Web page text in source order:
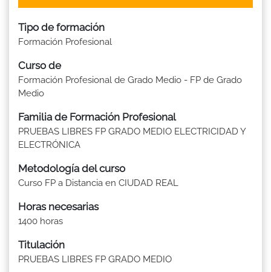
Tipo de formación
Formación Profesional
Curso de
Formación Profesional de Grado Medio - FP de Grado
Medio
Familia de Formación Profesional
PRUEBAS LIBRES FP GRADO MEDIO ELECTRICIDAD Y
ELECTRÓNICA
Metodología del curso
Curso FP a Distancia en CIUDAD REAL
Horas necesarias
1400 horas
Titulación
PRUEBAS LIBRES FP GRADO MEDIO